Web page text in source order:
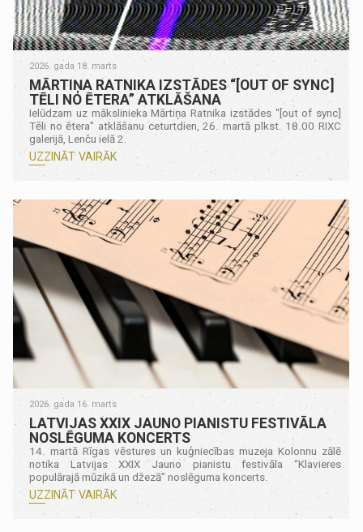
2026. gada 18. marts
MĀRTIŅA RATNIKA IZSTĀDES “[OUT OF SYNC]
TĒLI NO ĒTERA” ATKLĀŠANA
Ielūdzam uz mākslinieka Mārtiņa Ratnika izstādes "[out of sync]
Tēli no ētera" atklāšanu ceturtdien, 26. martā plkst. 18.00 RIXC
galerijā, Lenču ielā 2.
UZZINĀT VAIRĀK
2026. gada 16. marts
LATVIJAS XXIX JAUNO PIANISTU FESTIVĀLA
NOSLĒGUMA KONCERTS
14. martā Rīgas vēstures un kuģniecības muzeja Kolonnu zālē
notika Latvijas XXIX Jauno pianistu festivāla “Klavieres
populārajā mūzikā un džezā” noslēguma koncerts.
UZZINĀT VAIRĀK